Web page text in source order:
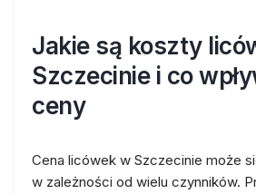
Jakie są koszty
Szczecinie i co
ceny
Cena licówek w Szczecinie może
w zależności od wielu czynników.